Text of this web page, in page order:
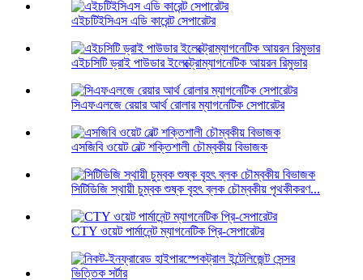
এইচটিইসিএস এডি কারেন্ট সেপারেটর
এইচসিটি ড্রাই পাউডার ইলেক্ট্রোম্যাগনেটিক আয়রন রিমুভার
সিএফএলজে রেয়ার আর্থ রোলার ম্যাগনেটিক সেপারেটর
এসজিবি ওয়েট বেল্ট শক্তিশালী চৌম্বকীয় বিভাজক
সিটিডিজি স্থায়ী চুম্বক শুষ্ক বৃহৎ ব্লক চৌম্বকীয় পৃথকীকরণ...
CTY ওয়েট পার্মানেন্ট ম্যাগনেটিক প্রি-সেপারেটর